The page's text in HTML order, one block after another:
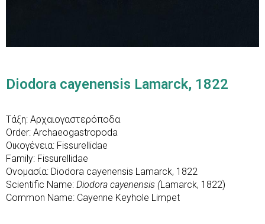
Diodora cayenensis Lamarck, 1822
Τάξη: Αρχαιογαστερόποδα
Order: Archaeogastropoda
Οικογένεια: Fissurellidae
Family: Fissurellidae
Ονομασία: Diodora cayenensis Lamarck, 1822
Scientific Name: Diodora cayenensis (Lamarck, 1822)
Common Name: Cayenne Keyhole Limpet